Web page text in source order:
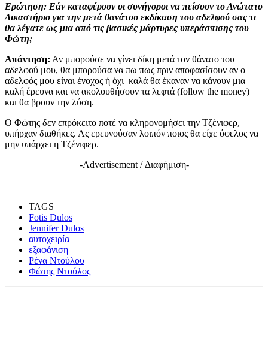
Ερώτηση: Εάν καταφέρουν οι συνήγοροι να πείσουν το Ανώτατο
Δικαστήριο για την μετά θανάτου εκδίκαση του αδελφού σας τι
θα λέγατε ως μια από τις βασικές μάρτυρες υπεράσπισης του
Φώτη;
Απάντηση: Αν μπορούσε να γίνει δίκη μετά τον θάνατο του
αδελφού μου, θα μπορούσα να πω πως πριν αποφασίσουν αν ο
αδελφός μου είναι ένοχος ή όχι καλά θα έκαναν να κάνουν μια
καλή έρευνα και να ακολουθήσουν τα λεφτά (follow the money)
και θα βρουν την λύση.
Ο Φώτης δεν επρόκειτο ποτέ να κληρονομήσει την Τζένιφερ,
υπήρχαν διαθήκες. Ας ερευνούσαν λοιπόν ποιος θα είχε όφελος να
μην υπάρχει η Τζένιφερ.
-Advertisement / Διαφήμιση-
TAGS
Fotis Dulos
Jennifer Dulos
αυτοχειρία
εξαφάνιση
Ρένα Ντούλου
Φώτης Ντούλος